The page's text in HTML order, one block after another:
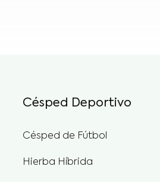
Césped Deportivo
Césped de Fútbol
Hierba Híbrida